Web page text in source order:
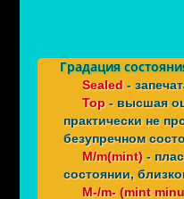
Градация
Sealed-
Top- высшая
практически не
безупречном
M/m(mint)-
состоянии,
M-/m- (mint